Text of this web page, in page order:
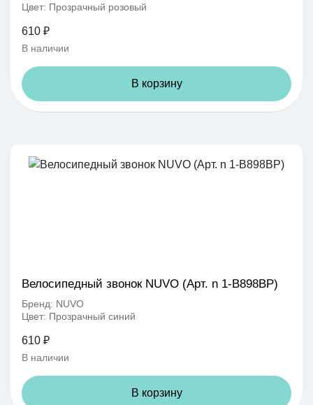
Цвет: Прозрачный розовый
610 ₽
В наличии
В корзину
Велосипедный звонок NUVO (Арт. n 1-B898BP)
Бренд: NUVO
Цвет: Прозрачный синий
610 ₽
В наличии
В корзину